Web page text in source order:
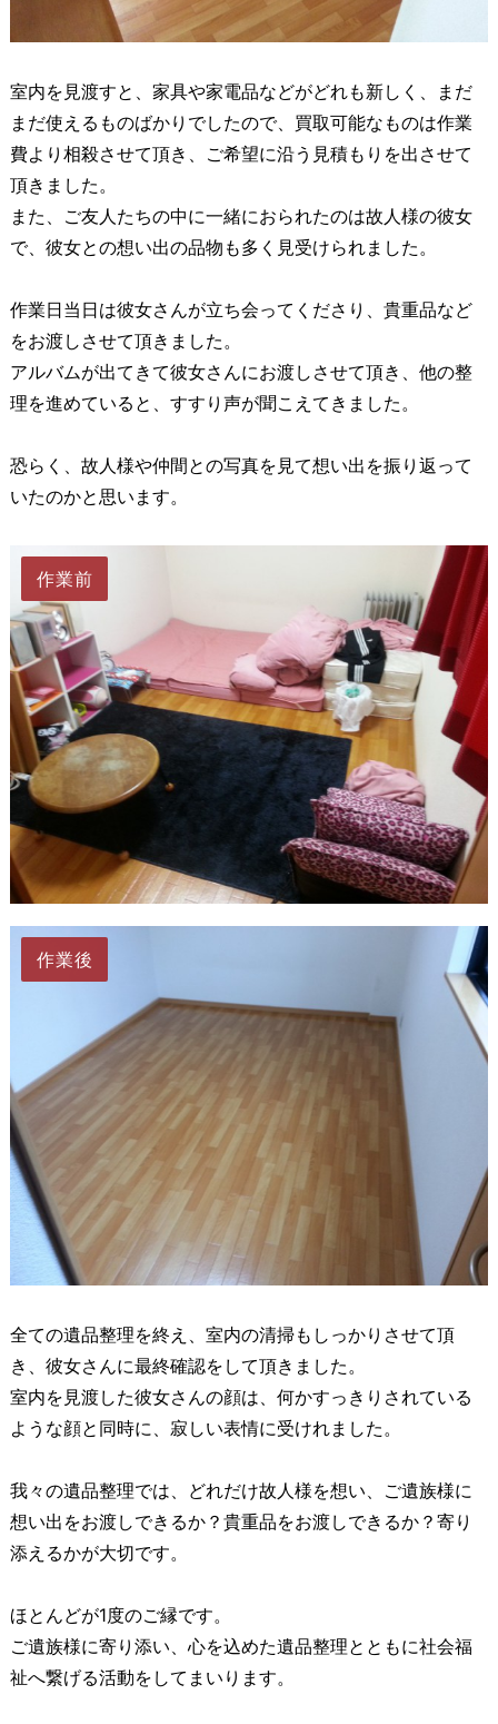
室内を見渡すと、家具や家電品などがどれも新しく、まだ
まだ使えるものばかりでしたので、買取可能なものは作業
費より相殺させて頂き、ご希望に沿う見積もりを出させて
頂きました。
また、ご友人たちの中に一緒におられたのは故人様の彼女
で、彼女との想い出の品物も多く見受けられました。
作業日当日は彼女さんが立ち会ってくださり、貴重品など
をお渡しさせて頂きました。
アルバムが出てきて彼女さんにお渡しさせて頂き、他の整
理を進めていると、すすり声が聞こえてきました。
恐らく、故人様や仲間との写真を見て想い出を振り返って
いたのかと思います。
作業前
作業後
全ての遺品整理を終え、室内の清掃もしっかりさせて頂
き、彼女さんに最終確認をして頂きました。
室内を見渡した彼女さんの顔は、何かすっきりされている
ような顔と同時に、寂しい表情に受けれました。
我々の遺品整理では、どれだけ故人様を想い、ご遺族様に
想い出をお渡しできるか？貴重品をお渡しできるか？寄り
添えるかが大切です。
ほとんどが1度のご縁です。
ご遺族様に寄り添い、心を込めた遺品整理とともに社会福
祉へ繋げる活動をしてまいります。